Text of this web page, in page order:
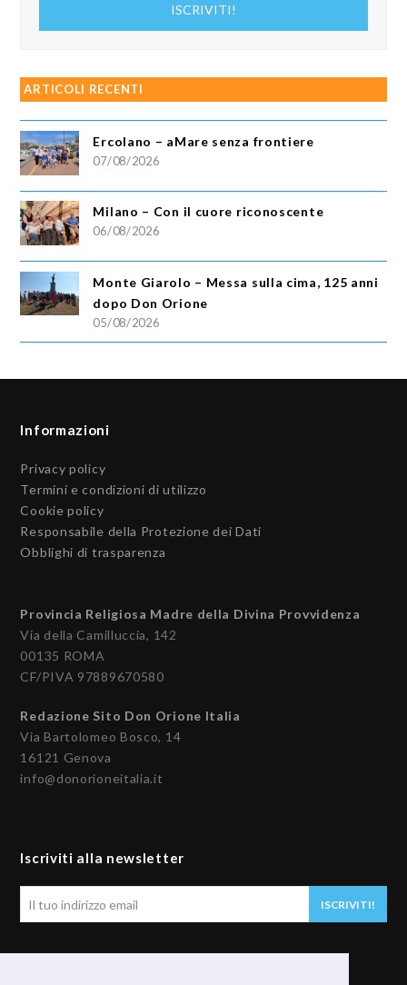
ISCRIVITI!
ARTICOLI RECENTI
Ercolano – aMare senza frontiere
07/08/2026
Milano – Con il cuore riconoscente
06/08/2026
Monte Giarolo – Messa sulla cima, 125 anni
dopo Don Orione
05/08/2026
Informazioni
Privacy policy
Termini e condizioni di utilizzo
Cookie policy
Responsabile della Protezione dei Dati
Obblighi di trasparenza
Provincia Religiosa Madre della Divina Provvidenza
Via della Camilluccia, 142
00135 ROMA
CF/PIVA 97889670580
Redazione Sito Don Orione Italia
Via Bartolomeo Bosco, 14
16121 Genova
info@donorioneitalia.it
Iscriviti alla newsletter
ISCRIVITI!